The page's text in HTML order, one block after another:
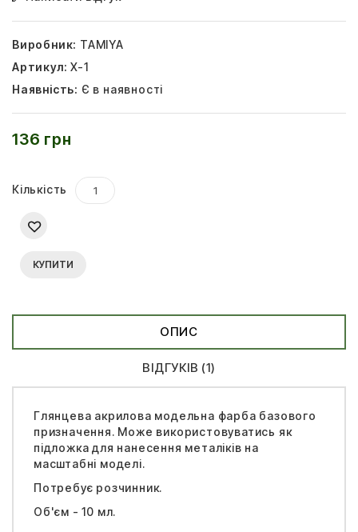
Виробник: TAMIYA
Артикул: X-1
Наявність: Є в наявності
136 грн
Кількість
КУПИТИ
ОПИС
ВІДГУКІВ (1)
Глянцева акрилова модельна фарба базового
призначення. Може використовуватись як
підложка для нанесення металіків на
масштабні моделі.
Потребує розчинник.
Об'єм - 10 мл.